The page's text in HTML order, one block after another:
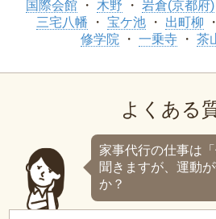
国際会館
木野 岩倉(京都府)
三宅八幡
宝ケ池 出町柳
修学院
一乗寺 茶
よくある
家事代行の仕事は
聞きますが、運動
か？